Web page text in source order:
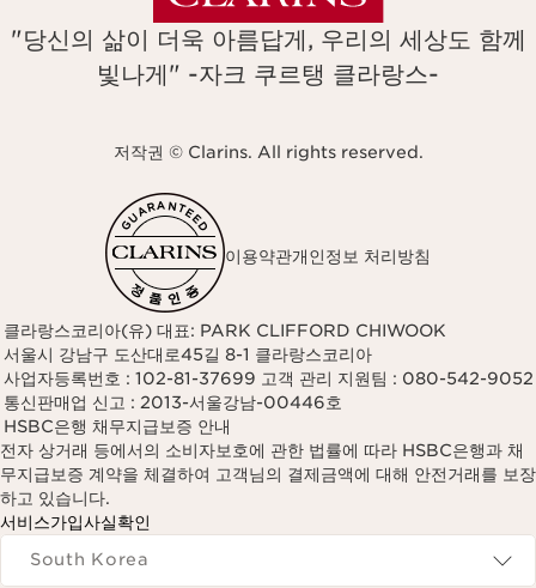
"당신의 삶이 더욱 아름답게, 우리의 세상도 함께
빛나게" -자크 쿠르탱 클라랑스-
저작권 © Clarins. All rights reserved.
이용약관개인정보 처리방침
클라랑스코리아(유) 대표: PARK CLIFFORD CHIWOOK
서울시 강남구 도산대로45길 8-1 클라랑스코리아
사업자등록번호 : 102-81-37699 고객 관리 지원팀 : 080-542-9052
통신판매업 신고 : 2013-서울강남-00446호
HSBC은행 채무지급보증 안내
전자 상거래 등에서의 소비자보호에 관한 법률에 따라 HSBC은행과 채
무지급보증 계약을 체결하여 고객님의 결제금액에 대해 안전거래를 보장
하고 있습니다.
서비스가입사실확인
Navigates to
South Korea